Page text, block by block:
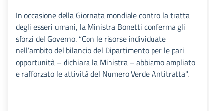
In occasione della Giornata mondiale contro la tratta
degli esseri umani, la Ministra Bonetti conferma gli
sforzi del Governo. “Con le risorse individuate
nell’ambito del bilancio del Dipartimento per le pari
opportunità – dichiara la Ministra – abbiamo ampliato
e rafforzato le attività del Numero Verde Antitratta".